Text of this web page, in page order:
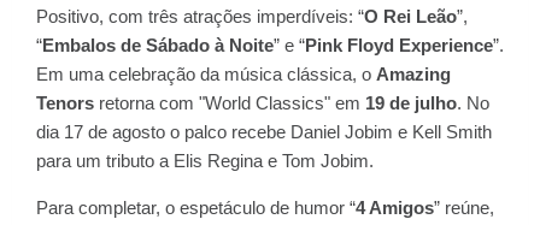
Positivo, com três atrações imperdíveis: “O Rei Leão”,
“Embalos de Sábado à Noite” e “Pink Floyd Experience”.
Em uma celebração da música clássica, o Amazing
Tenors retorna com "World Classics" em 19 de julho. No
dia 17 de agosto o palco recebe Daniel Jobim e Kell Smith
para um tributo a Elis Regina e Tom Jobim.
Para completar, o espetáculo de humor “4 Amigos” reúne,